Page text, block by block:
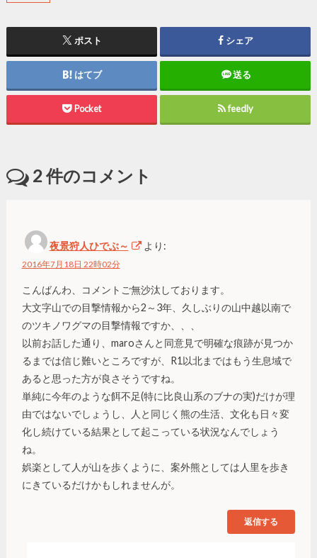
ポスト シェア
はてブ 送る
Pocket feedly
2件のコメント
夜景狩人ひでぶ～ より:
2016年7月18日 22時02分
こんばんわ、コメントご無沙汰しております。
大文字山での目撃情報から2～3年、久しぶりの山中越以南で
のツキノワグマの目撃情報ですか、、、
以前お話した通り、maroさんと同意見で明確な痕跡が見つか
るまでは信じ難いところですが、R1以北まではもう生息域で
あると思った方が良さそうですね。
単純に今年のような餌不足(特に比良山系のブナの実)だけが理
由ではないでしょうし、人と同じく熊の生活、文化も日々変
化し続けている結果として起こっている状況なんでしょう
ね。
娯楽として人が山を歩くように、案外熊としては人里を歩き
にきているだけかもしれませんが。
返信する